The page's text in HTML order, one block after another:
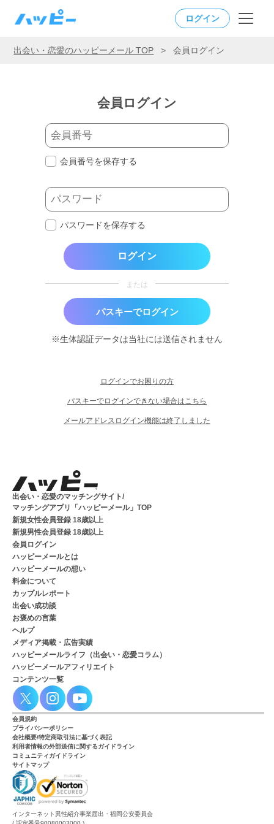
ログイン
出会い・恋愛のハッピーメール TOP > 会員ログイン
会員ログイン
会員番号を保存する
パスワードを保存する
ログイン
または
パスキーでログイン
※生体認証データは当社には送信されません
ログインでお困りの方
パスキーでログインできない場合はこちら
メールアドレスログイン機能は終了しました
出会い・恋愛のマッチングサイト/
マッチングアプリ「ハッピーメール」TOP
新規女性会員登録 18歳以上
新規男性会員登録 18歳以上
会員ログイン
ハッピーメールとは
ハッピーメールの想い
料金について
カップルレポート
出会い成功談
お褒めの言葉
ヘルプ
メディア掲載・広告実績
ハッピーメールライフ（出会い・恋愛コラム）
ハッピーメールアフィリエイト
コンテンツ一覧
会員規約
プライバシーポリシー
会社概要/特定商取引法に基づく表記
利用者情報の外部送信に関するガイドライン
コミュニティガイドライン
サイトマップ
インターネット異性紹介事業届出・福岡公安委員会